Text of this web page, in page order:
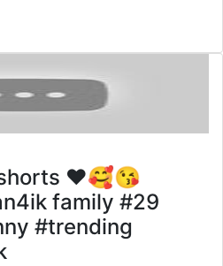
❤️🥰😘
family #29
#trending